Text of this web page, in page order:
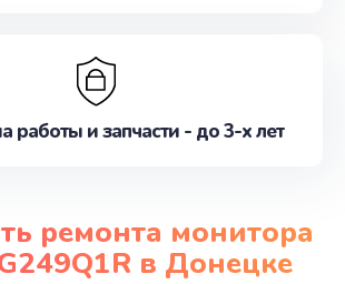
работы и запчасти - до 3-х лет
ремонта монитора
в Донецке